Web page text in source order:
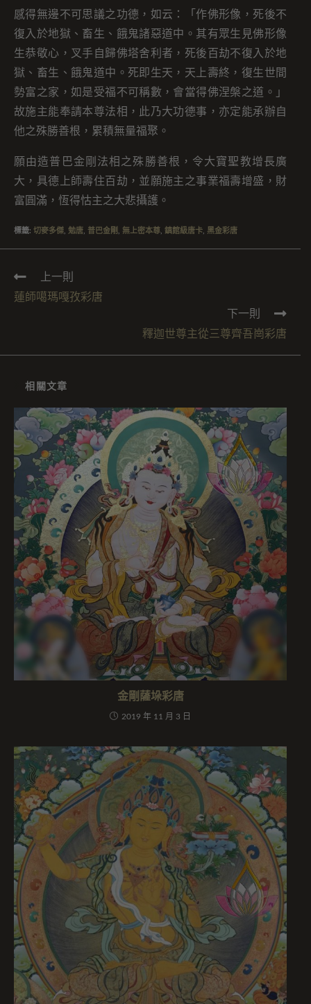
感得無邊不可思議之功德，如云：「作佛形像，死後不
復入於地獄、畜生、餓鬼諸惡道中。其有眾生見佛形像
生恭敬心，叉手自歸佛塔舍利者，死後百劫不復入於地
獄、畜生、餓鬼道中。死即生天，天上壽終，復生世間
勢富之家，如是受福不可稱數，會當得佛涅槃之道。」
故施主能奉請本尊法相，此乃大功德事，亦定能承辦自
他之殊勝善根，累積無量福聚。
願由造普巴金剛法相之殊勝善根，令大寶聖教增長廣
大，具德上師壽住百劫，並願施主之事業福壽增盛，財
富圓滿，恆得怙主之大悲攝護。
標籤: 切麥多傑, 勉唐, 普巴金剛, 無上密本尊, 鎮館級唐卡, 黑金彩唐
上一則
蓮師噶瑪嘎孜彩唐
下一則
釋迦世尊主從三尊齊吾崗彩唐
相關文章
金剛薩垛彩唐
2019 年 11 月 3 日